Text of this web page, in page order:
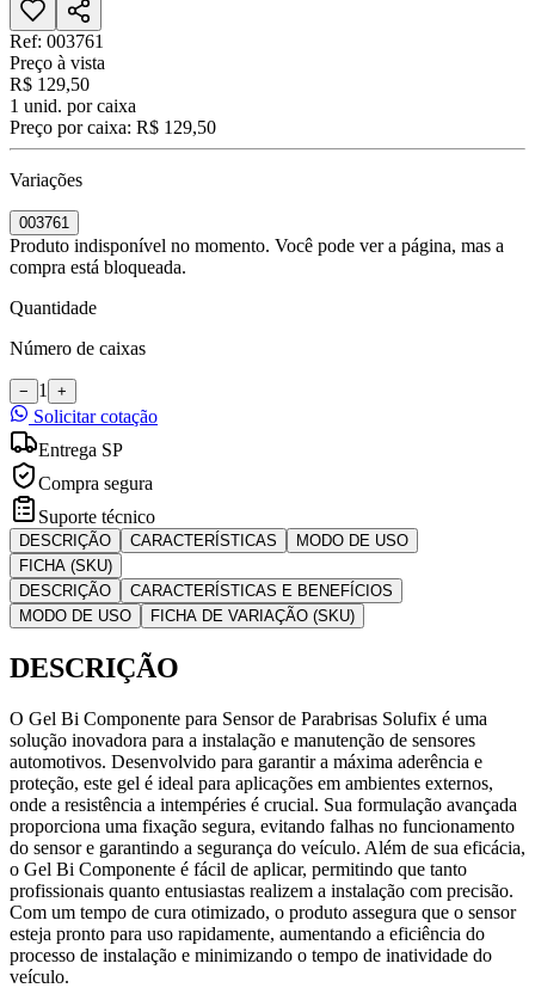
Ref: 003761
Preço à vista
R$ 129,50
1 unid. por caixa
Preço por caixa: R$ 129,50
Variações
003761
Produto indisponível no momento. Você pode ver a página, mas a
compra está bloqueada.
Quantidade
Número de caixas
− 1 +
Solicitar cotação
Entrega SP
Compra segura
Suporte técnico
DESCRIÇÃO CARACTERÍSTICAS
MODO DE USO
FICHA (SKU)
DESCRIÇÃO
CARACTERÍSTICAS E BENEFÍCIOS
MODO DE USO
FICHA DE VARIAÇÃO (SKU)
DESCRIÇÃO
O Gel Bi Componente para Sensor de Parabrisas Solufix é uma
solução inovadora para a instalação e manutenção de sensores
automotivos. Desenvolvido para garantir a máxima aderência e
proteção, este gel é ideal para aplicações em ambientes externos,
onde a resistência a intempéries é crucial. Sua formulação avançada
proporciona uma fixação segura, evitando falhas no funcionamento
do sensor e garantindo a segurança do veículo. Além de sua eficácia,
o Gel Bi Componente é fácil de aplicar, permitindo que tanto
profissionais quanto entusiastas realizem a instalação com precisão.
Com um tempo de cura otimizado, o produto assegura que o sensor
esteja pronto para uso rapidamente, aumentando a eficiência do
processo de instalação e minimizando o tempo de inatividade do
veículo.